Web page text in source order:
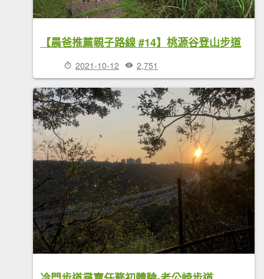
【晨爸推薦親子路線 #14】桃源谷登山步道
2021-10-12 2,751